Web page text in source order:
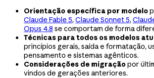
Orientação específica por modelo
Claude Fable 5, Claude Sonnet 5,
Opus 4.8 se comportam de forma
Técnicas para todos os modelos
princípios gerais, saída e formatação,
pensamento e sistemas agênticos.
Considerações de migraçãopor
vindos de gerações anteriores.